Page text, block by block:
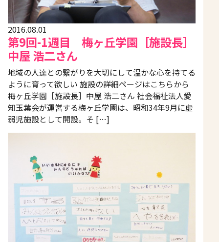
2016.08.01
第9回-1週目 梅ヶ丘学園［施設長］
中屋 浩二さん
地域の人達との繋がりを大切にして温かな心を持てる
ように育って欲しい 施設の詳細ページはこちらから
梅ヶ丘学園［施設長］中屋 浩二さん 社会福祉法人愛
知玉葉会が運営する梅ヶ丘学園は、昭和34年9月に虚
弱児施設として開設。そ […]